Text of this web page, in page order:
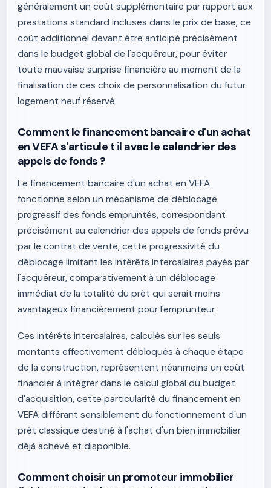
généralement un coût supplémentaire par rapport aux
prestations standard incluses dans le prix de base, ce
coût additionnel devant être anticipé précisément
dans le budget global de l'acquéreur, pour éviter
toute mauvaise surprise financière au moment de la
finalisation de ces choix de personnalisation du futur
logement neuf réservé.
Comment le financement bancaire d'un achat
en VEFA s'articule t il avec le calendrier des
appels de fonds ?
Le financement bancaire d'un achat en VEFA
fonctionne selon un mécanisme de déblocage
progressif des fonds empruntés, correspondant
précisément au calendrier des appels de fonds prévu
par le contrat de vente, cette progressivité du
déblocage limitant les intérêts intercalaires payés par
l'acquéreur, comparativement à un déblocage
immédiat de la totalité du prêt qui serait moins
avantageux financièrement pour l'emprunteur.
Ces intérêts intercalaires, calculés sur les seuls
montants effectivement débloqués à chaque étape
de la construction, représentent néanmoins un coût
financier à intégrer dans le calcul global du budget
d'acquisition, cette particularité du financement en
VEFA différant sensiblement du fonctionnement d'un
prêt classique destiné à l'achat d'un bien immobilier
déjà achevé et disponible.
Comment choisir un promoteur immobilier